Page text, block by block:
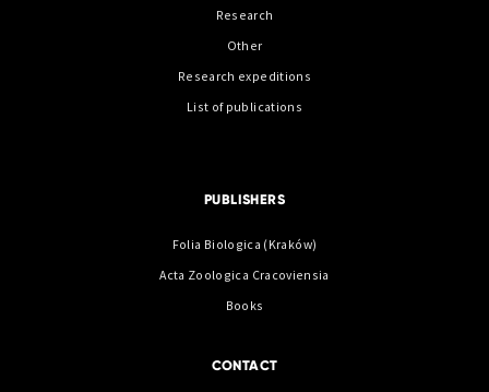
Research
Other
Research expeditions
List of publications
PUBLISHERS
Folia Biologica (Kraków)
Acta Zoologica Cracoviensia
Books
CONTACT